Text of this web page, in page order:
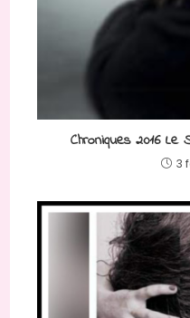
Chroniques 2016 Le
3